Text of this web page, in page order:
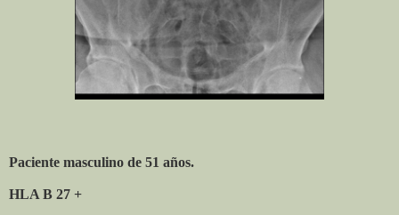
Paciente masculino de 51 años.
HLA B 27 +